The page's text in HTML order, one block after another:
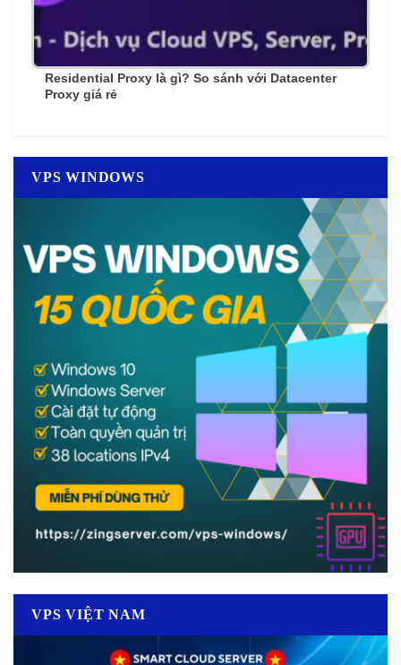
Residential Proxy là gì? So sánh với Datacenter
Proxy giá rẻ
VPS WINDOWS
VPS VIỆT NAM